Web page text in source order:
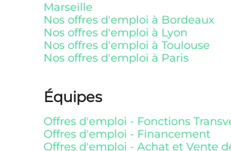
Marseille
Nos offres d'emploi à Bordeaux
Nos offres d'emploi à Lyon
Nos offres d'emploi à Toulouse
Nos offres d'emploi à Paris
Équipes
Offres d'emploi - Fonctions
Offres d'emploi - Financement
Offres d'emploi - Achat et Vente